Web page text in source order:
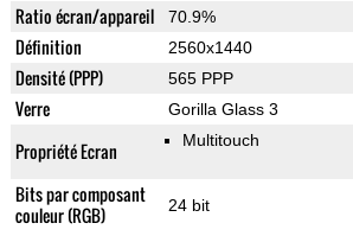
Ratio écran/appareil 70.9%
Définition 2560x1440
Densité (PPP) 565 PPP
Verre Gorilla Glass 3
Propriété Ecran Multitouch
Bits par composant
couleur (RGB)
24 bit